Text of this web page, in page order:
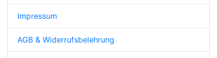
Impressum
AGB & Widerrufsbelehrung